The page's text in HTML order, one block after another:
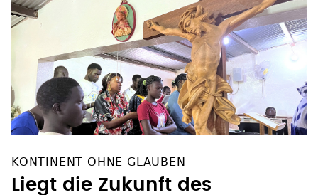
KONTINENT OHNE GLAUBEN
Liegt die Zukunft des